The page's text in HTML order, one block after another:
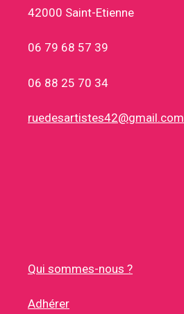
42000 Saint-Etienne
06 79 68 57 39
06 88 25 70 34
ruedesartistes42@gmail.com
Qui sommes-nous ?
Adhérer